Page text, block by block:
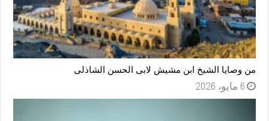
من وصايا الشيخ ابن مشيش لابى الحسن الشاذلى
6 مايو، 2026